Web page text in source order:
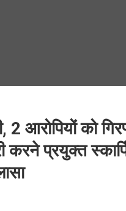
2 आरोपियों को
करने प्रयुक्त